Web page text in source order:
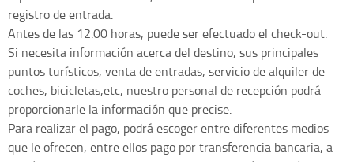
registro de entrada.
Antes de las 12.00 horas, puede ser efectuado el check-out.
Si necesita información acerca del destino, sus principales
puntos turísticos, venta de entradas, servicio de alquiler de
coches, bicicletas,etc, nuestro personal de recepción podrá
proporcionarle la información que precise.
Para realizar el pago, podrá escoger entre diferentes medios
que le ofrecen, entre ellos pago por transferencia bancaria, a